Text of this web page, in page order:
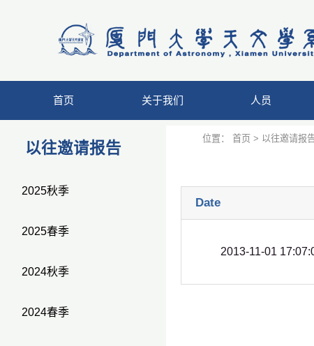
首页 关于我们 人员
以往邀请报告
2025秋季
2025春季
2024秋季
2024春季
位置： 首页 > 以往邀请报
Date
2013-11-01